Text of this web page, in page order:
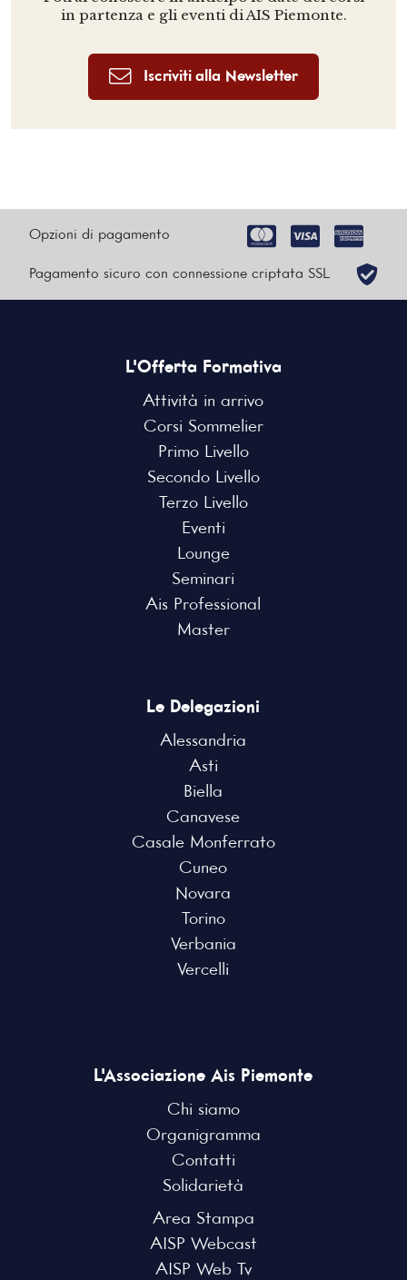
in partenza e gli eventi di AIS Piemonte.
Iscriviti alla Newsletter
Opzioni di pagamento
Pagamento sicuro con connessione criptata SSL
L'Offerta Formativa
Attività in arrivo
Corsi Sommelier
Primo Livello
Secondo Livello
Terzo Livello
Eventi
Lounge
Seminari
Ais Professional
Master
Le Delegazioni
Alessandria
Asti
Biella
Canavese
Casale Monferrato
Cuneo
Novara
Torino
Verbania
Vercelli
L'Associazione Ais Piemonte
Chi siamo
Organigramma
Contatti
Solidarietà
Area Stampa
AISP Webcast
AISP Web Tv